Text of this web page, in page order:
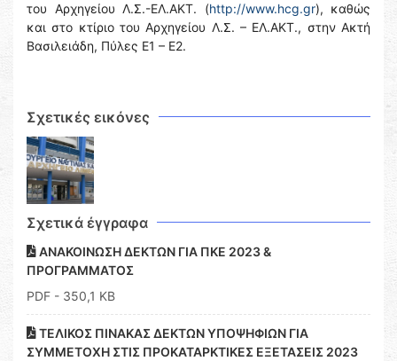
του Αρχηγείου Λ.Σ.-ΕΛ.ΑΚΤ. (http://www.hcg.gr), καθώς
και στο κτίριο του Αρχηγείου Λ.Σ. – ΕΛ.ΑΚΤ., στην Ακτή
Βασιλειάδη, Πύλες Ε1 – Ε2.
Σχετικές εικόνες
Σχετικά έγγραφα
ΑΝΑΚΟΙΝΩΣΗ ΔΕΚΤΩΝ ΓΙΑ ΠΚΕ 2023 &
ΠΡΟΓΡΑΜΜΑΤΟΣ
PDF - 350,1 KB
ΤΕΛΙΚΟΣ ΠΙΝΑΚΑΣ ΔΕΚΤΩΝ ΥΠΟΨΗΦΙΩΝ ΓΙΑ
ΣΥΜΜΕΤΟΧΗ ΣΤΙΣ ΠΡΟΚΑΤΑΡΚΤΙΚΕΣ ΕΞΕΤΑΣΕΙΣ 2023